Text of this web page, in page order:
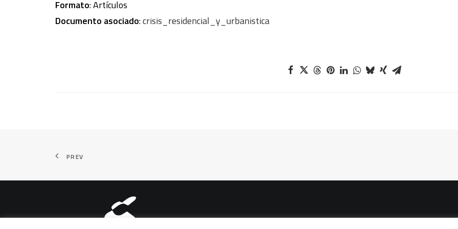
Formato: Artículos
Documento asociado:crisis_residencial_y_urbanistica
PREV
Aviso legal|Política de privacidad|Política de cookies|Condiciones legales de venta